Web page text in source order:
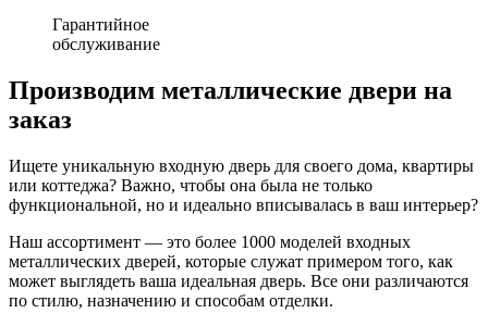
Гарантийное
обслуживание
Производим металлические двери на
заказ
Ищете уникальную входную дверь для своего дома, квартиры
или коттеджа? Важно, чтобы она была не только
функциональной, но и идеально вписывалась в ваш интерьер?
Наш ассортимент — это более 1000 моделей входных
металлических дверей, которые служат примером того, как
может выглядеть ваша идеальная дверь. Все они различаются
по стилю, назначению и способам отделки.